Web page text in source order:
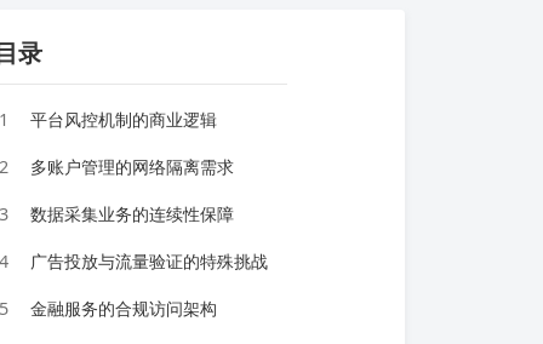
录
1 平台风控机制的商业逻辑
2 多账户管理的网络隔离需求
3 数据采集业务的连续性保障
4 广告投放与流量验证的特殊挑战
5 金融服务的合规访问架构